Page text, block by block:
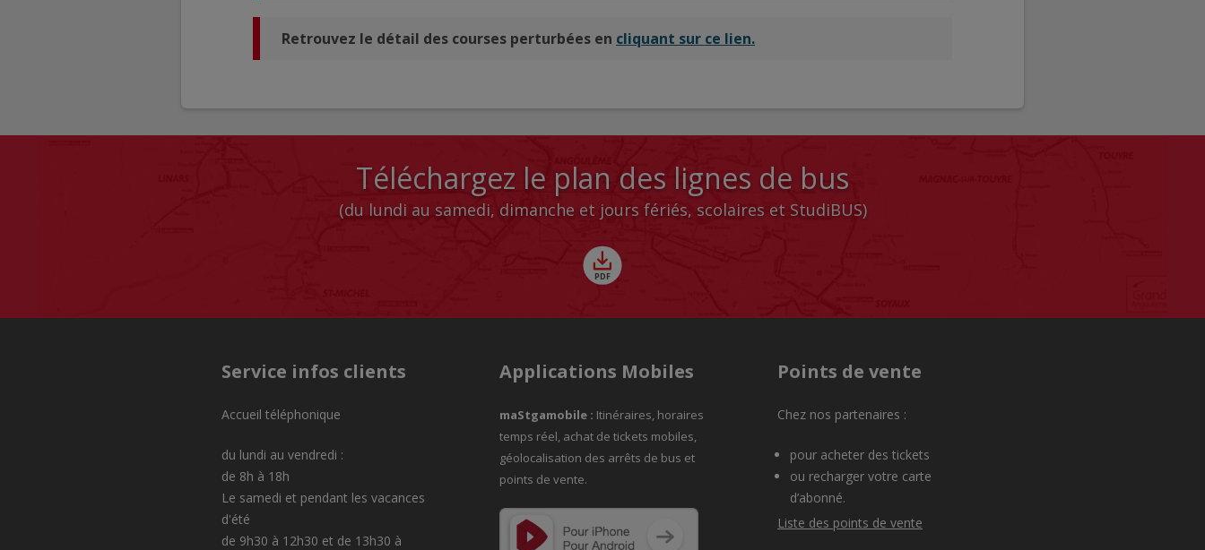
Retrouvez le détail des courses perturbées en cliquant sur ce lien.
Téléchargez le plan des lignes de bus
(du lundi au samedi, dimanche et jours fériés, scolaires et StudiBUS)
Service infos clients
Accueil téléphonique
du lundi au vendredi :
de 8h à 18h
Le samedi et pendant les vacances
d'été
de 9h30 à 12h30 et de 13h30 à
Applications Mobiles
maStgamobile : Itinéraires, horaires
temps réel, achat de tickets mobiles,
géolocalisation des arrêts de bus et
points de vente.
Points de vente
Chez nos partenaires :
pour acheter des tickets
ou recharger votre carte
d’abonné.
Liste des points de vente